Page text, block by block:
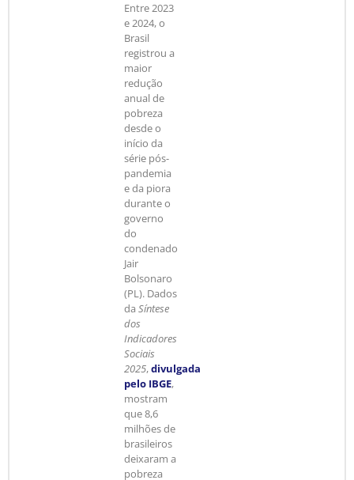
Entre 2023
e 2024, o
Brasil
registrou a
maior
redução
anual de
pobreza
desde o
início da
série pós-
pandemia
e da piora
durante o
governo
do
condenado
Jair
Bolsonaro
(PL). Dados
da Síntese
dos
Indicadores
Sociais
2025,divulgada
pelo IBGE,
mostram
que 8,6
milhões de
brasileiros
deixaram a
pobreza